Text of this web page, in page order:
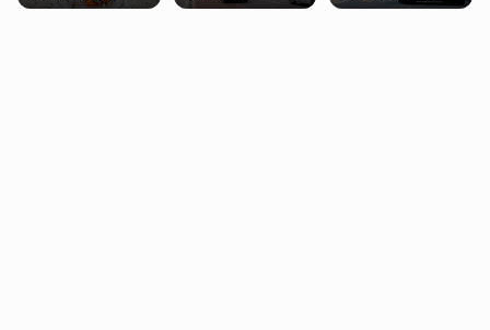
supermarketów
najlepszych
Londynie